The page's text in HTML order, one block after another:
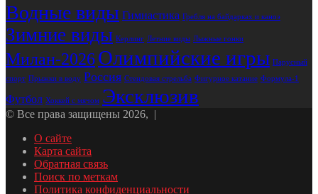
Водные виды Гимнастика Гребля на байдарках и каноэ
Зимние виды Керлинг Летние виды Лыжные гонки
Милан-2026Олимпийские игры Парусный
спорт Прыжки в воду Россия Стендовая стрельба Фигурное катание Формула-1
Футбол Хоккей с мячом Эксклюзив
© Все права защищены 2026, |
О сайте
Карта сайта
Обратная связь
Поиск по меткам
Политика конфиденциальности